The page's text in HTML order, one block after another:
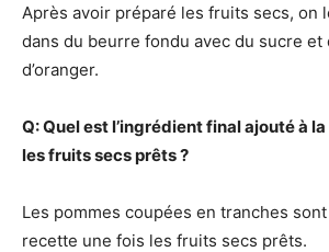
Après avoir préparé les fruits secs, on
dans du beurre fondu avec du sucre et
d’oranger.
Q: Quel est l’ingrédient final ajouté à
les fruits secs prêts ?
Les pommes coupées en tranches
recette une fois les fruits secs prêts.